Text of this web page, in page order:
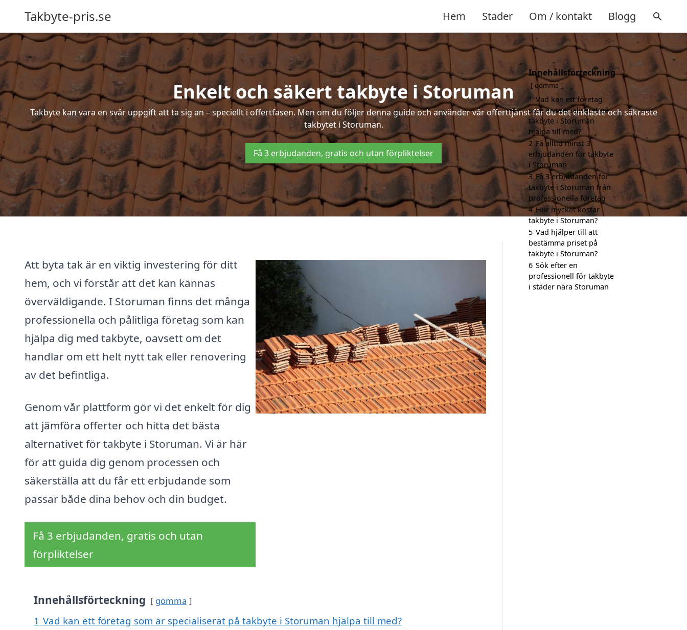
Takbyte-pris.se Hem Städer Om / kontakt Blogg
Enkelt och säkert takbyte i Storuman
Takbyte kan vara en svår uppgift att ta sig an – speciellt i offertfasen. Men om du följer denna guide och använder vår offerttjänst får du det enklaste och säkraste
takbytet i Storuman.
Få 3 erbjudanden, gratis och utan förpliktelser
Att byta tak är en viktig investering för ditt
hem, och vi förstår att det kan kännas
överväldigande. I Storuman finns det många
professionella och pålitliga företag som kan
hjälpa dig med takbyte, oavsett om det
handlar om ett helt nytt tak eller renovering
av det befintliga.
Genom vår plattform gör vi det enkelt för dig
att jämföra offerter och hitta det bästa
alternativet för takbyte i Storuman. Vi är här
för att guida dig genom processen och
säkerställa att du får ett erbjudande som
passar både dina behov och din budget.
Få 3 erbjudanden, gratis och utan
förpliktelser
Innehållsförteckning gömma
1 Vad kan ett företag som är specialiserat på takbyte i Storuman hjälpa till med?
Innehållsförteckning
gömma
1 Vad kan ett företag
som är specialiserat på
takbyte i Storuman
hjälpa till med?
2 Få alltid minst 3
erbjudanden för takbyte
i Storuman
3 Få 3 erbjudanden för
takbyte i Storuman från
professionella företag
4 Hur mycket kostar
takbyte i Storuman?
5 Vad hjälper till att
bestämma priset på
takbyte i Storuman?
6 Sök efter en
professionell för takbyte
i städer nära Storuman